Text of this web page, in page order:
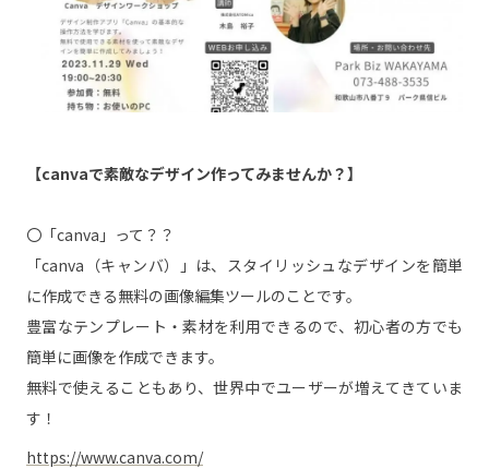
アクセス
お問い合わせ
【canvaで素敵なデザイン作ってみませんか？】
〇「canva」って？？
「canva（キャンバ）」は、スタイリッシュなデザインを簡単
に作成できる無料の画像編集ツールのことです。
豊富なテンプレート・素材を利用できるので、初心者の方でも
簡単に画像を作成できます。
無料で使えることもあり、世界中でユーザーが増えてきていま
す！
https://www.canva.com/